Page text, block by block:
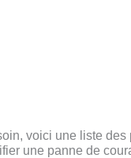
voici une liste des
une panne de